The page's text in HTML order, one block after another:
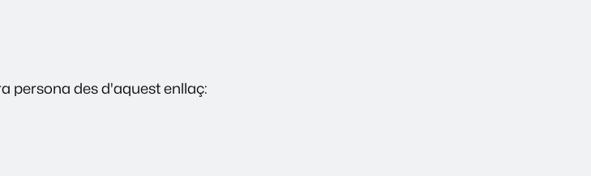
persona des d'aquest enllaç: